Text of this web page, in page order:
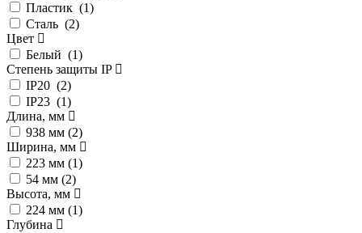
Пластик (1)
Сталь (2)
Цвет
Белый (1)
Степень защиты IP
IP20 (2)
IP23 (1)
Длина, мм
938 мм (2)
Ширина, мм
223 мм (1)
54 мм (2)
Высота, мм
224 мм (1)
Глубина